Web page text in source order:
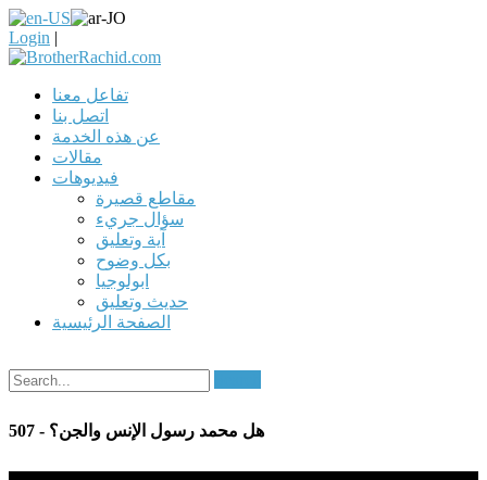
Login |
تفاعل معنا
اتصل بنا
عن هذه الخدمة
مقالات
فيديوهات
مقاطع قصيرة
سؤال جريء
آية وتعليق
بكل وضوح
ابولوجيا
حديث وتعليق
الصفحة الرئيسية
507 - هل محمد رسول الإنس والجن؟